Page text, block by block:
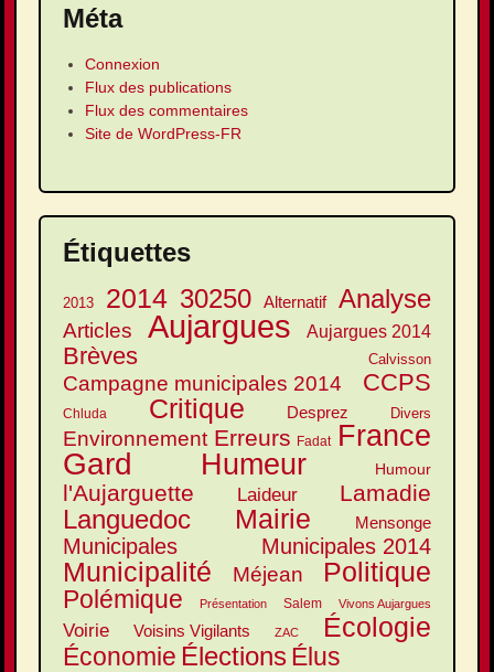
Méta
Connexion
Flux des publications
Flux des commentaires
Site de WordPress-FR
Étiquettes
2013 2014 30250 Alternatif Analyse
Articles Aujargues Aujargues 2014
Brèves Calvisson
Campagne municipales 2014 CCPS
Chluda Critique Desprez Divers
Environnement Erreurs Fadat France
Gard Humeur Humour
l'Aujarguette Laideur Lamadie
Languedoc Mairie Mensonge
Municipales Municipales 2014
Municipalité Méjean Politique
Polémique Présentation Salem Vivons Aujargues
Voirie Voisins Vigilants ZAC Écologie
Économie ÉlectionsÉlus